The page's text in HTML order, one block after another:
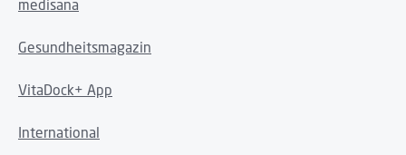
medisana
Gesundheitsmagazin
VitaDock+ App
International